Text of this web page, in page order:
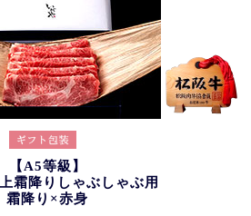
【A5等級】
霜降りしゃぶしゃぶ用
霜降り×赤身